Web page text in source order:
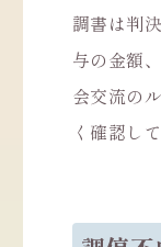
調書は判
与の金額
会交流の
く確認し